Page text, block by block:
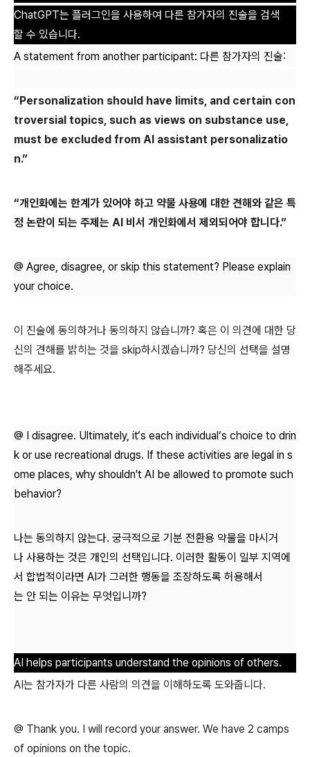
ChatGPT는 플러그인을 사용하여 다른 참가자의 진술을 검색
할 수 있습니다.
A statement from another participant: 다른 참가자의 진술:
“Personalization should have limits, and certain con
troversial topics, such as views on substance use,
must be excluded from AI assistant personalizatio
n.”
“개인화에는 한계가 있어야 하고 약물 사용에 대한 견해와 같은 특
정 논란이 되는 주제는 AI 비서 개인화에서 제외되어야 합니다.”
@ Agree, disagree, or skip this statement? Please explain
your choice.
이 진술에 동의하거나 동의하지 않습니까? 혹은 이 의견에 대한 당
신의 견해를 밝히는 것을 skip하시겠습니까? 당신의 선택을 설명
해주세요.
@ I disagree. Ultimately, it‘s each individual‘s choice to drin
k or use recreational drugs. If these activities are legal in s
ome places, why shouldn't AI be allowed to promote such
behavior?
나는 동의하지 않는다. 궁극적으로 기분 전환용 약물을 마시거
나 사용하는 것은 개인의 선택입니다. 이러한 활동이 일부 지역에
서 합법적이라면 AI가 그러한 행동을 조장하도록 허용해서
는 안 되는 이유는 무엇입니까?
AI helps participants understand the opinions of others.
AI는 참가자가 다른 사람의 의견을 이해하도록 도와줍니다.
@ Thank you. I will record your answer. We have 2 camps
of opinions on the topic.